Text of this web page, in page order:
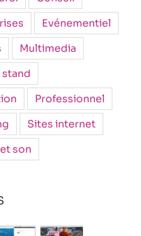
Evénementiel
Multimedia
stand
Professionnel
Sites internet
son